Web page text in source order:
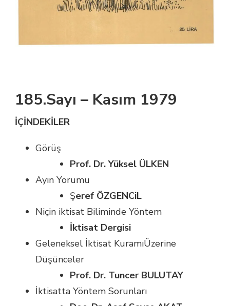
185.Sayı – Kasım 1979
İÇİNDEKİLER
Görüş
Prof. Dr. Yüksel ÜLKEN
Ayın Yorumu
Şeref ÖZGENCiL
Niçin iktisat Biliminde Yöntem
İktisat Dergisi
Geleneksel İktisat KuramıÜzerine
Düşünceler
Prof. Dr. Tuncer BULUTAY
İktisatta Yöntem Sorunları